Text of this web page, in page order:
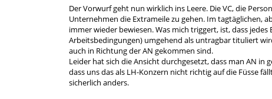
Der Vorwurf geht nun wirklich ins Leere. Die VC, die
Unternehmen die Extrameile zu gehen. Im tagtäglichen,
immer wieder bewiesen. Was mich triggert, ist, dass
Arbeitsbedingungen) umgehend als untragbar tituliert
auch in Richtung der AN gekommen sind.
Leider hat sich die Ansicht durchgesetzt, dass man AN
dass uns das als LH-Konzern nicht richtig auf die Füsse
sicherlich anders.